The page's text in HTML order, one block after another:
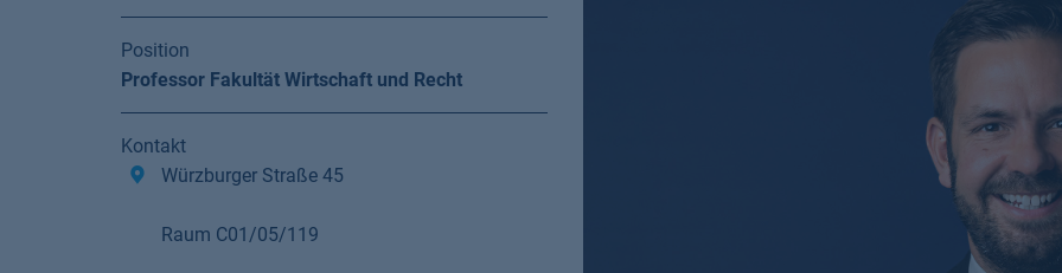
Position
Professor Fakultät Wirtschaft und Recht
Kontakt
Würzburger Straße 45
Raum C01/05/119